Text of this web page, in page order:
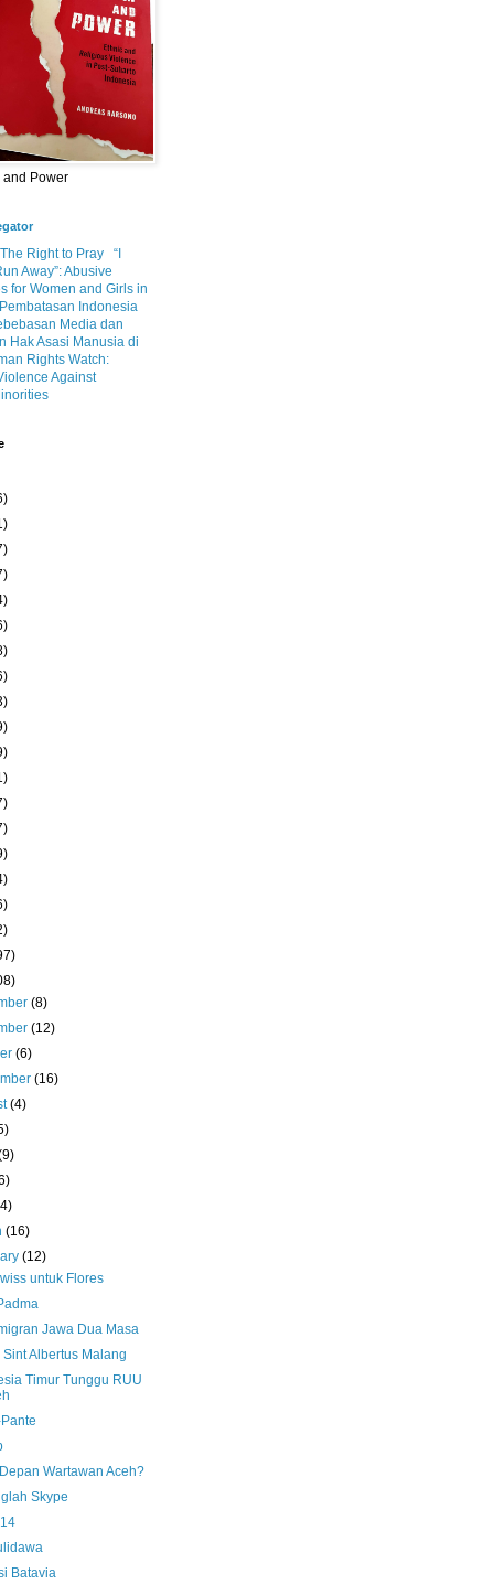
and Power
Right to Pray
“I
Away”: Abusive
for Women and Girls in
Pembatasan Indonesia
Media dan
Hak Asasi Manusia di
Rights Watch:
Against
(8)
(12)
(6)
(16)
(4)
(16)
(12)
untuk Flores
Jawa Dua Masa
Sint Albertus Malang
Timur Tunggu RUU
Wartawan Aceh?
Skype
Batavia